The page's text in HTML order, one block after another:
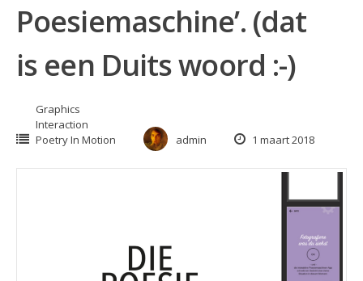
Poesiemaschine’. (dat
is een Duits woord :-)
Graphics
Interaction
Poetry In Motion
admin 1 maart 2018